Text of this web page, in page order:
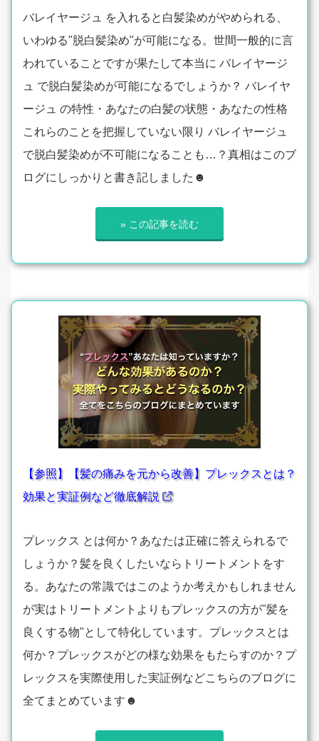
バレイヤージュ を入れると白髪染めがやめられる、
いわゆる"脱白髪染め"が可能になる。世間一般的に言
われていることですが果たして本当に バレイヤージ
ュ で脱白髪染めが可能になるでしょうか？ バレイヤ
ージュ の特性・あなたの白髪の状態・あなたの性格
これらのことを把握していない限り バレイヤージュ
で脱白髪染めが不可能になることも…？真相はこのブ
ログにしっかりと書き記しました☻
» この記事を読む
【参照】【髪の痛みを元から改善】プレックスとは？
効果と実証例など徹底解説
プレックス とは何か？あなたは正確に答えられるで
しょうか？髪を良くしたいならトリートメントをす
る。あなたの常識ではこのようか考えかもしれません
が実はトリートメントよりもプレックスの方が"髪を
良くする物"として特化しています。プレックスとは
何か？プレックスがどの様な効果をもたらすのか？プ
レックスを実際使用した実証例などこちらのブログに
全てまとめています☻